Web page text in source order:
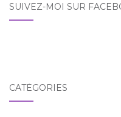
SUIVEZ-MOI SUR
CATÉGORIES